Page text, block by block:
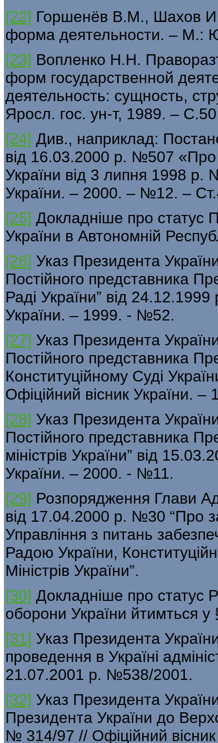
[22] Горшенёв В.М., Шахов
форма деятельности. – М.:
[23] Вопленко Н.Н.
форм государственной
деятельность: сущность,
Яросл. гос. ун-т, 1989. –
[24] Див., наприклад:
від 16.03.2000 р. №507 «Про
України від 3 липня 1998 р.
України. – 2000. – №12. –
[25] Докладніше про статус
України в Автономній
[26] Указ Президента
Постійного представника
Раді України” від
України. – 1999. - №52.
[27] Указ Президента
Постійного представника
Конституційному Суді
Офіційний вісник України.
[28] Указ Президента
Постійного представника
міністрів України” від
України. – 2000. - №11.
[29] Розпорядження Глави
від 17.04.2000 р. №30 “Про
Управління з питань
Радою України,
Міністрів України”.
[30] Докладніше про статус
оборони України йтимться у
[31] Указ Президента
проведення в Україні
21.07.2001 р. №538/2001.
[32] Указ Президента
Президента України до
№ 314/97 // Офіційний